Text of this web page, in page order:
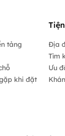
tảng
khi đặt
Địa
Tìm
Ưu